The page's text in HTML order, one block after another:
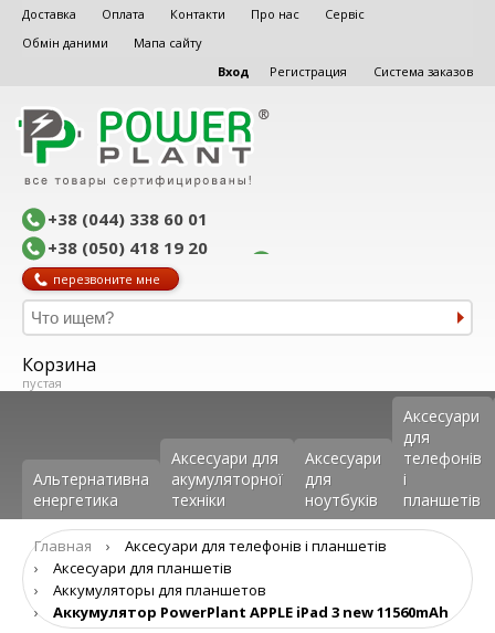
Доставка Оплата Контакти Про нас
Сервіс
Обмін даними
Мапа сайту
Вход
Регистрация Система заказов
+38 (044) 338 60 01
+38 (050) 418 19 20
перезвоните мне
Корзина
пустая
Альтернативна
енергетика
Аксесуари для
акумуляторної
техніки
Аксесуари
для
ноутбуків
Аксеcуари
для
телефонів
і
планшетів
Главная ›
Аксеcуари для телефонів і планшетів
›
Аксесуари для планшетів
›
Aккумуляторы для планшетов
›
Аккумулятор PowerPlant APPLE iPad 3 new 11560mAh